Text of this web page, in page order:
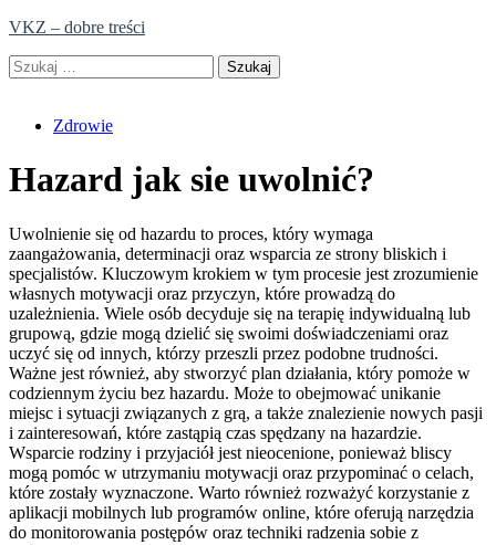
Skip
content
VKZ – dobre treści
Szukaj:
Zdrowie
Hazard jak sie uwolnić?
Uwolnienie się od hazardu to proces, który wymaga
zaangażowania, determinacji oraz wsparcia ze strony bliskich i
specjalistów. Kluczowym krokiem w tym procesie jest zrozumienie
własnych motywacji oraz przyczyn, które prowadzą do
uzależnienia. Wiele osób decyduje się na terapię indywidualną lub
grupową, gdzie mogą dzielić się swoimi doświadczeniami oraz
uczyć się od innych, którzy przeszli przez podobne trudności.
Ważne jest również, aby stworzyć plan działania, który pomoże w
codziennym życiu bez hazardu. Może to obejmować unikanie
miejsc i sytuacji związanych z grą, a także znalezienie nowych pasji
i zainteresowań, które zastąpią czas spędzany na hazardzie.
Wsparcie rodziny i przyjaciół jest nieocenione, ponieważ bliscy
mogą pomóc w utrzymaniu motywacji oraz przypominać o celach,
które zostały wyznaczone. Warto również rozważyć korzystanie z
aplikacji mobilnych lub programów online, które oferują narzędzia
do monitorowania postępów oraz techniki radzenia sobie z